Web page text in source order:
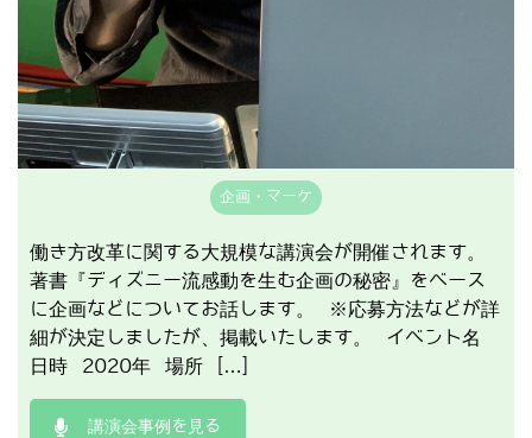
企画・マーケ
働き方改革に関する大規模な講演会が開催されます。
著書『ディズニー流感動を生む企画の秘密』をベース
に企画などについてお話します。 ※応募方法などが詳
細が決定しましたが、掲載いたします。 イベント名
日時 2020年 場所 […]
講演会事例を見る